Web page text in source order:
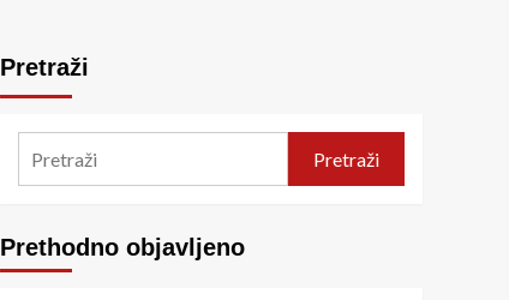
Pretraži
Pretraži
Prethodno objavljeno